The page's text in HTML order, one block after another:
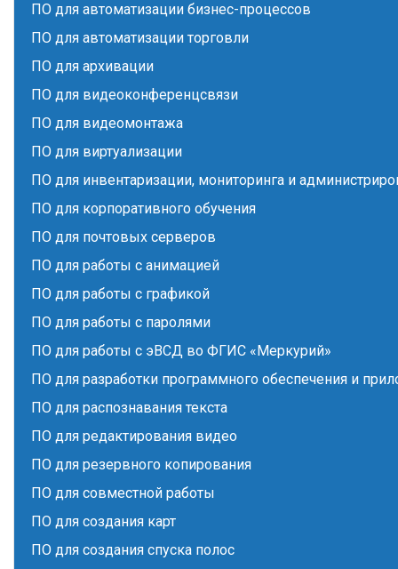
ПО для автоматизации бизнес-процессов
ПО для автоматизации торговли
ПО для архивации
ПО для видеоконференцсвязи
ПО для видеомонтажа
ПО для виртуализации
ПО для инвентаризации, мониторинга и
ПО для корпоративного обучения
ПО для почтовых серверов
ПО для работы с анимацией
ПО для работы с графикой
ПО для работы с паролями
ПО для работы с эВСД во ФГИС «Меркурий»
ПО для разработки программного обеспечения и
ПО для распознавания текста
ПО для редактирования видео
ПО для резервного копирования
ПО для совместной работы
ПО для создания карт
ПО для создания спуска полос